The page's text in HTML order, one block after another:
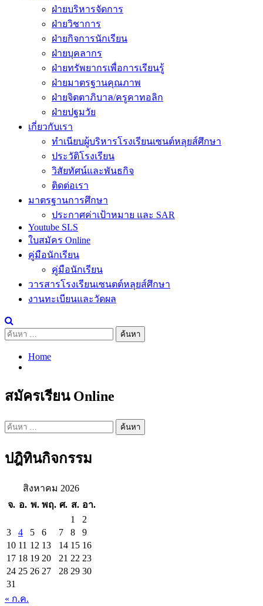
ฝ่ายบริหารจัดการ
ฝ่ายวิชาการ
ฝ่ายกิจการนักเรียน
ฝ่ายบุคลากร
ฝ่ายทรัพยากรเพื่อการเรียนรู้
ฝ่ายมาตรฐานคุณภาพ
ฝ่ายจิตตาภิบาล/ครูคาทอลิก
ฝ่ายปฐมวัย
เกี่ยวกับเรา
ทำเนียบผู้บริหารโรงเรียนเซนต์หลุยส์ศึกษา
ประวัติโรงเรียน
วิสัยทัศน์และพันธกิจ
ติดต่อเรา
มาตรฐานการศึกษา
ประกาศค่าเป้าหมาย และ SAR
Youtube SLS
ใบสมัคร Online
คู่มือนักเรียน
คู่มือนักเรียน
วารสารโรงเรียนเซนตต์หลุยส์ศึกษา
งานทะเบียนและวัดผล
ค้นหา
Home
สมัครเรียน Online
ค้นหา
ปฎิทินกิจกรรม
สิงหาคม 2026
จ. อ. พ. พฤ. ศ. ส. อา.
1
2
3
4 5 6 7 8
9
10 11 12 13 14 15 16
17 18 19 20 21 22 23
24 25 26 27 28 29 30
31
« ก.ค.